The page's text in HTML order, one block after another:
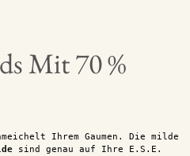
Mit 70 %
Ihrem Gaumen. Die milde
sind genau auf Ihre E.S.E.